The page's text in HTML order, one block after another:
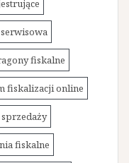
fiskalne
fiskalizacji online
sprzedaży
fiskalne